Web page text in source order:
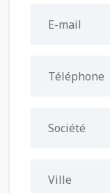
E-mail
Téléphone
Société
Ville